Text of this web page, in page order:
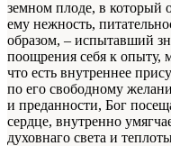
земном плоде, в который
ему нежность,
образом, – испытавший
поощрения себя к опыту,
что есть внутреннее
по его свободному
и преданности, Бог
сердце, внутренно
духовнаго света и